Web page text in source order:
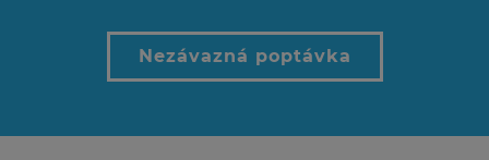
Nezávazná poptávka